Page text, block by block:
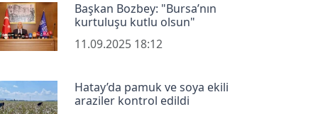
Başkan Bozbey: "Bursa’nın
kurtuluşu kutlu olsun"
11.09.2025 18:12
Hatay’da pamuk ve soya ekili
araziler kontrol edildi